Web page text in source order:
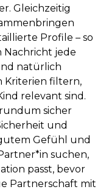
Gleichzeitig
Profile – so
Nachricht jede
natürlich
Kriterien filtern,
relevant sind.
sicher
und
Gefühl und
suchen,
passt, bevor
Partnerschaft mit